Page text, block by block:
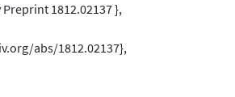
1812.02137 },
abs/1812.02137},